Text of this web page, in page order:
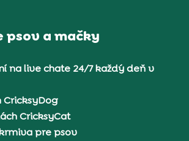
psov a mačky
na live chate 24/7 každý deň v
CricksyDog
CricksyCat
pre psov